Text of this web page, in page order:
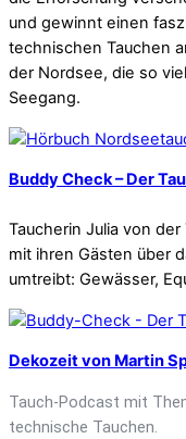
und gewinnt einen
technischen Tauchen
der Nordsee, die so
Seegang.
Buddy Check – Der
Taucherin Julia von der
mit ihren Gästen über
umtreibt: Gewässer,
Dekozeit von Martin
Tauch-Podcast mit
technische Tauchen.